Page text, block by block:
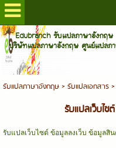
Edubranch รับแปลภาษาอังกฤ
บริษัทแปลภาษาอังกฤษ ศูนย์แปลภ
รับแปลภาษาอังกฤษ> รับแปลเอกสาร>
รับแปลเว็บไซ
รับแปลเว็บไซต์ ข้อมูลลงเว็บ ข้อมูลสิน